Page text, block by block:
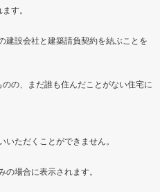
す。
建設会社と建築請負契約を結ぶことを
の、まだ誰も住んだことがない住宅に
ただくことができません。
場合に表示されます。